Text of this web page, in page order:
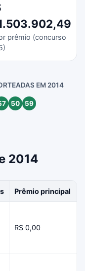
prêmio (concurso
EM 2014
50 59
2014
Prêmio principal
R$ 0,00